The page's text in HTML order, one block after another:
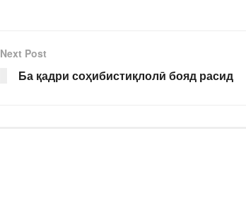
Next Post
Ба қадри соҳибистиқлолӣ бояд расид